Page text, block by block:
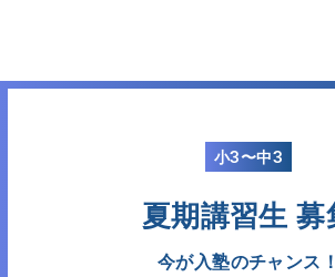
小3〜中3
夏期講習生 募
今が入塾のチャンス！